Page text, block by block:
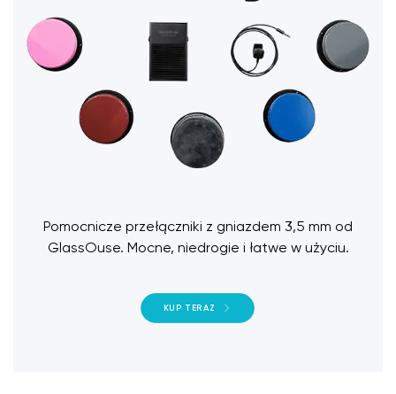
Pomocnicze przełączniki z gniazdem 3,5 mm od
GlassOuse. Mocne, niedrogie i łatwe w użyciu.
KUP TERAZ